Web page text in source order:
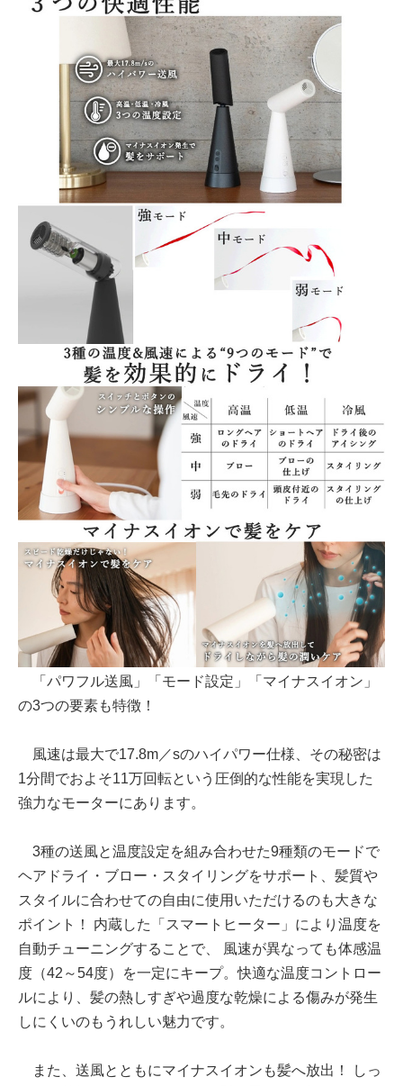
「パワフル送風」「モード設定」「マイナスイオン」
の3つの要素も特徴！
風速は最大で17.8m／sのハイパワー仕様、その秘密は
1分間でおよそ11万回転という圧倒的な性能を実現した
強力なモーターにあります。
3種の送風と温度設定を組み合わせた9種類のモードで
ヘアドライ・ブロー・スタイリングをサポート、髪質や
スタイルに合わせての自由に使用いただけるのも大きな
ポイント！ 内蔵した「スマートヒーター」により温度を
自動チューニングすることで、 風速が異なっても体感温
度（42～54度）を一定にキープ。快適な温度コントロー
ルにより、髪の熱しすぎや過度な乾燥による傷みが発生
しにくいのもうれしい魅力です。
また、送風とともにマイナスイオンも髪へ放出！ しっ